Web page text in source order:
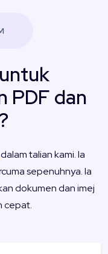
PDF dan
dalam talian kami. Ia
sepenuhnya. Ia
dokumen dan imej
cepat.